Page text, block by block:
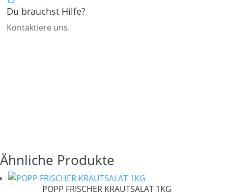
Du brauchst Hilfe?
Kontaktiere uns.
Ähnliche Produkte
POPP FRISCHER KRAUTSALAT 1KG